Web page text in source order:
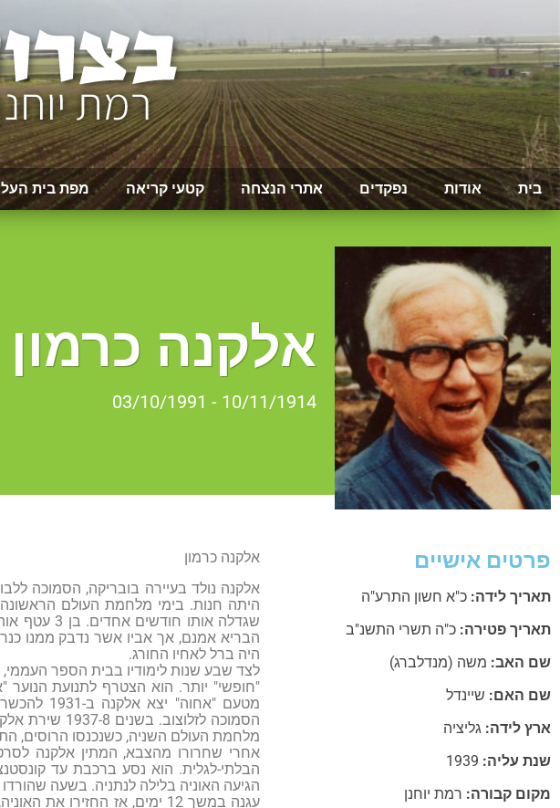
בית אודות נפקדים אתרי הנצחה קטעי קריאה מפת בית
אלקנה כרמון
10/11/1914 - 03/10/1991
פרטים אישיים
תאריך לידה: כ"א חשון התרע"ה
תאריך פטירה: כ"ה תשרי התשנ"ב
שם האב: משה (מנדלברג)
שם האם: שיינדל
ארץ לידה: גליציה
שנת עליה: 1939
מקום קבורה: רמת יוחנן
אלקנה כרמון
אלקנה נולד בעיירה בובריקה, הסמוכה
היתה חנות. בימי מלחמת העולם
שגדלה
היה ברל לאחיו החורג.
"חופשי" יותר. הוא הצטרף לתנועת הנוער
מטעם
הסמוכה
מלחמת העולם השניה, כשנכנסו הרוסים,
אחרי שחרורו מהצבא, המתין אלקנה
הגיעה האוניה בלילה לנתניה. בשעה